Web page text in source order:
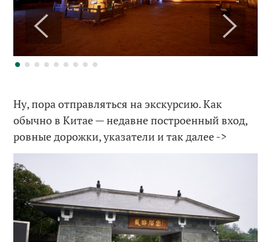
Ну, пора отправляться на экскурсию. Как
обычно в Китае — недавне построенный вход,
ровные дорожки, указатели и так далее ->